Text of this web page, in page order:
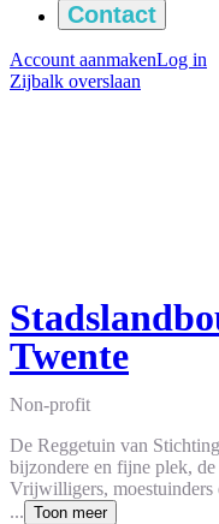
Contact
Account aanmakenLog in
Zijbalk overslaan
Twente
Non-profit
De Reggetuin van
bijzondere en fijne plek,
Vrijwilligers, moestuinders
... Toon meer